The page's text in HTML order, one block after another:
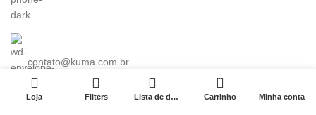
contato@kuma.com.br
Loja Filters Lista de desejo
0
Carrinho Minha conta